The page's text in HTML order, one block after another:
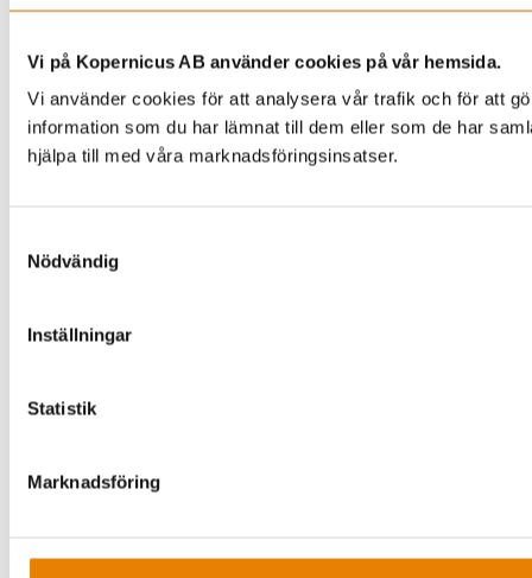
Vi på Kopernicus AB använder cookies på vår hemsida.
Vi använder cookies för att analysera vår trafik och för att
information som du har lämnat till dem eller som de har
hjälpa till med våra marknadsföringsinsatser.
Nödvändig
Inställningar
Statistik
Marknadsföring